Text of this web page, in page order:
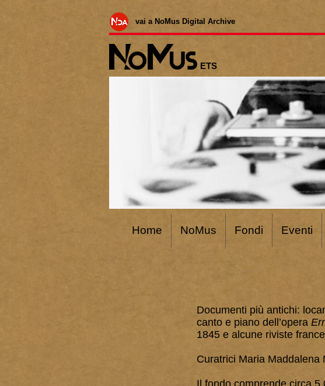
Home NoMus Fondi Eventi
vai a NoMus Digital Archive
ETS
Documenti più antichi:
canto e piano dell’opera
1845 e alcune riviste
Curatrici Maria Maddalena
Il fondo comprende circa